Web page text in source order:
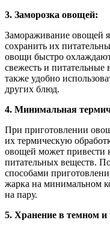
3. Заморозка овощей:
Замораживание овощей
сохранить их
овощи быстро
свежесть и
также удобно
других блюд.
4. Минимальная
При приготовлении
их термическую
овощей может привести
питательных веществ.
способами
жарка на минимальном
на пару.
5. Хранение в темном и